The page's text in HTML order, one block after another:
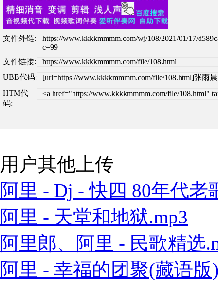
文件外链:
https://www.kkkkmmmm.com/wj/108/2021/01/17/
c=99
文件链接:
https://www.kkkkmmmm.com/file/108.html
UBB代码:
[url=https://www.kkkkmmmm.com/file/108.html]张雨
HTM代
码:
<a href="https://www.kkkkmmmm.com/file/108.html"
用户其他上传
阿里 - Dj - 快四 80年代老
阿里 - 天堂和地狱.mp3
阿里郎、阿里 - 民歌精选
阿里 - 幸福的团聚(藏语版